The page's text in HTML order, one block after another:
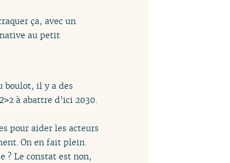
ça, avec un
au petit
boulot, il y a des
2 à abattre d’ici 2030.
pour aider les acteurs
On en fait plein.
? Le constat est non,